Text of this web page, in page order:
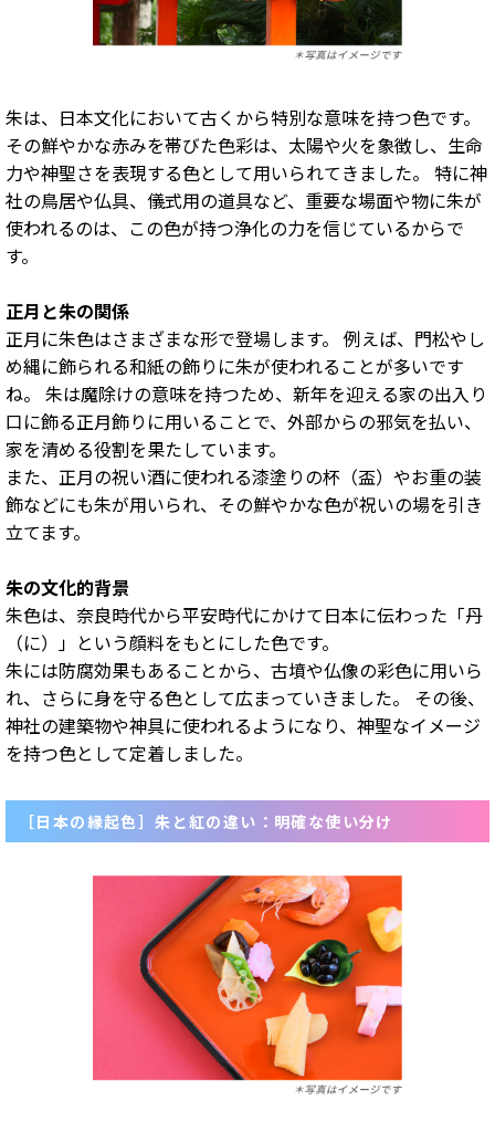
朱は、日本文化において古くから特別な意味を持つ色です。
その鮮やかな赤みを帯びた色彩は、太陽や火を象徴し、生命
力や神聖さを表現する色として用いられてきました。 特に神
社の鳥居や仏具、儀式用の道具など、重要な場面や物に朱が
使われるのは、この色が持つ浄化の力を信じているからで
す。
正月と朱の関係
正月に朱色はさまざまな形で登場します。 例えば、門松やし
め縄に飾られる和紙の飾りに朱が使われることが多いです
ね。 朱は魔除けの意味を持つため、新年を迎える家の出入り
口に飾る正月飾りに用いることで、外部からの邪気を払い、
家を清める役割を果たしています。
また、正月の祝い酒に使われる漆塗りの杯（盃）やお重の装
飾などにも朱が用いられ、その鮮やかな色が祝いの場を引き
立てます。
朱の文化的背景
朱色は、奈良時代から平安時代にかけて日本に伝わった「丹
（に）」という顔料をもとにした色です。
朱には防腐効果もあることから、古墳や仏像の彩色に用いら
れ、さらに身を守る色として広まっていきました。 その後、
神社の建築物や神具に使われるようになり、神聖なイメージ
を持つ色として定着しました。
［日本の縁起色］朱と紅の違い：明確な使い分け